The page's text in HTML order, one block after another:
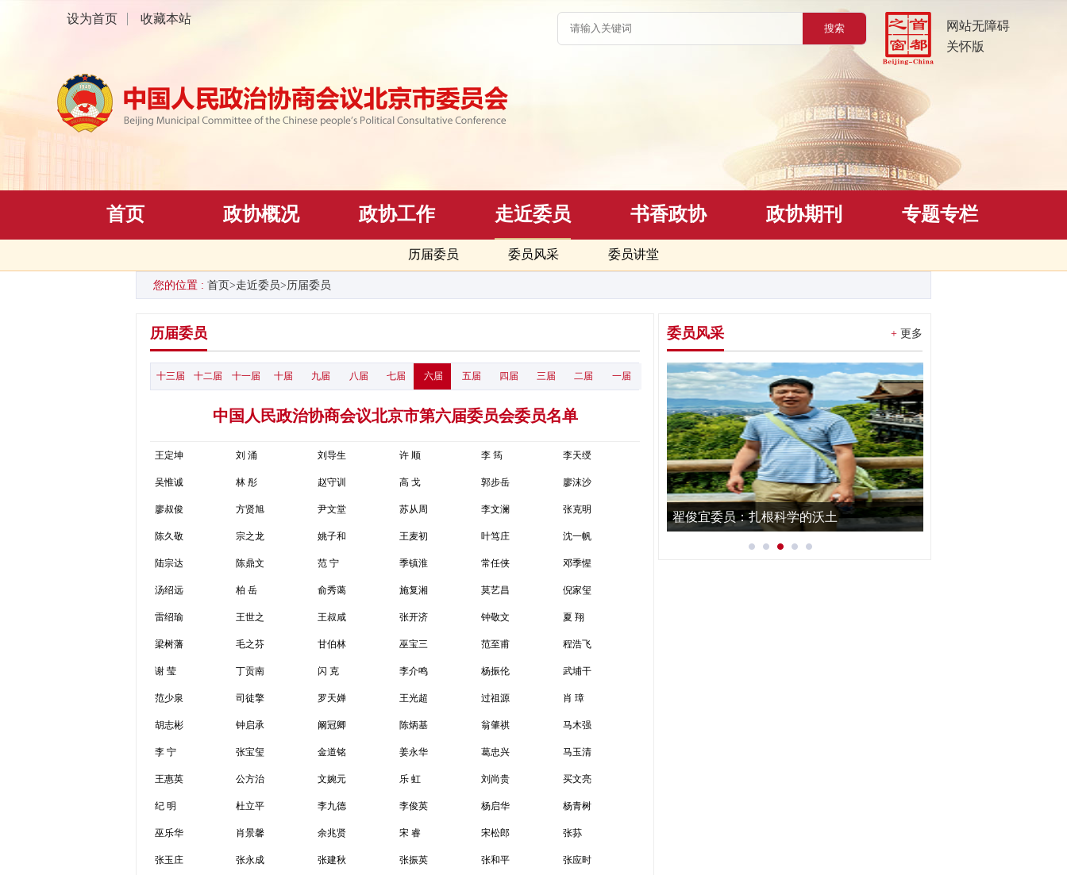
网站无障碍
关怀版
设为首页 收藏本站
首页 政协概况 政协工作 走近委员
历届委员 委员风采 委员讲堂
书香政协 政协期刊 专题专栏
您的位置 : 首页>走近委员>历届委员
历届委员
十三届 十二届 十一届 十届 九届 八届 七届 六届 五届 四届 三届 二届 一届
中国人民政治协商会议北京市第六届委员会委员名单
王定坤 刘 涌 刘导生 许 顺 李 筠 李天绶
吴惟诚 林 彤 赵守训 高 戈 郭步岳 廖沫沙
廖叔俊 方贤旭 尹文堂 苏从周 李文澜 张克明
陈久敬 宗之龙 姚子和 王麦初 叶笃庄 沈一帆
陆宗达 陈鼎文 范 宁 季镇淮 常任侠 邓季惺
汤绍远 柏 岳 俞秀蔼 施复湘 莫艺昌 倪家玺
雷绍瑜 王世之 王叔咸 张开济 钟敬文 夏 翔
梁树藩 毛之芬 甘伯林 巫宝三 范至甫 程浩飞
谢 莹 丁贡南 闪 克 李介鸣 杨振伦 武埔干
范少泉 司徒擎 罗天婵 王光超 过祖源 肖 璋
胡志彬 钟启承 阚冠卿 陈炳基 翁肇祺 马木强
李 宁 张宝玺 金道铭 姜永华 葛忠兴 马玉清
王惠英 公方治 文婉元 乐 虹 刘尚贵 买文亮
纪 明 杜立平 李九德 李俊英 杨启华 杨青树
巫乐华 肖景馨 余兆贤 宋 睿 宋松郎 张荪
张玉庄 张永成 张建秋 张振英 张和平 张应时
委员风采 + 更多
翟俊宜委员：扎根科学的沃土